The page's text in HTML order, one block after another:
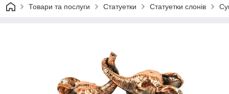
Товари та послуги Статуетки Статуетки слонів